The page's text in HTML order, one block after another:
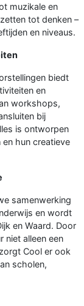
muzikale en
tot denken –
en niveaus.
biedt
en
workshops,
bij
is ontworpen
hun creatieve
samenwerking
en wordt
en Waard. Door
niet alleen een
Cool er ook
scholen,